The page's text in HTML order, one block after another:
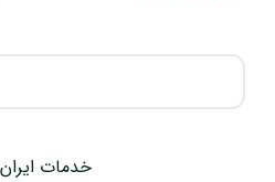
جستجو
خدمات